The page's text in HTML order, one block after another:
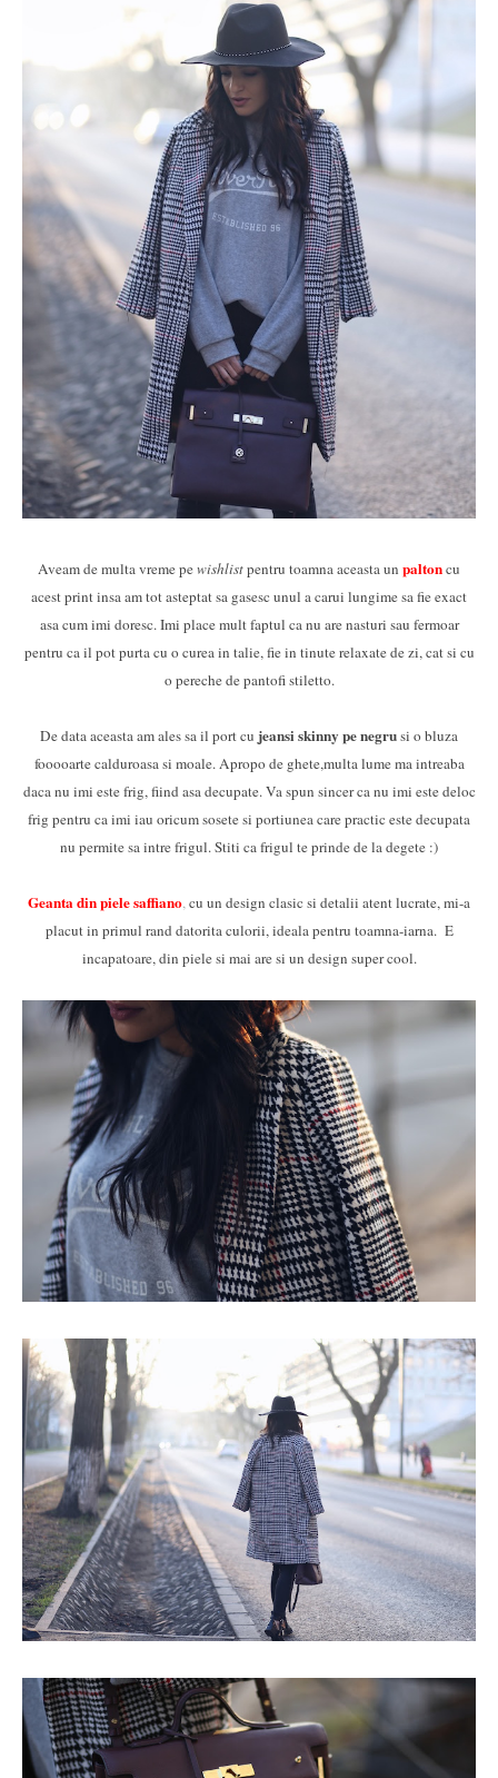
Aveam de multa vreme pewishlistpentru toamna aceasta un paltoncu
acest print insa am tot asteptat sa gasesc unul a carui lungime sa fie exact
asa cum imi doresc. Imi place mult faptul ca nu are nasturi sau fermoar
pentru ca il pot purta cu o curea in talie, fie in tinute relaxate de zi, cat si cu
o pereche de pantofi stiletto.
De data aceasta am ales sa il port cu jeansi skinny pe negrusi o bluza
fooooarte calduroasa si moale. Apropo de ghete,multa lume ma intreaba
daca nu imi este frig, fiind asa decupate. Va spun sincer ca nu imi este deloc
frig pentru ca imi iau oricum sosete si portiunea care practic este decupata
nu permite sa intre frigul. Stiti ca frigul te prinde de la degete :)
Geanta din piele saffiano,cu un design clasic si detalii atent lucrate, mi-a
placut in primul rand datorita culorii, ideala pentru toamna-iarna. E
incapatoare, din piele si mai are si un design super cool.